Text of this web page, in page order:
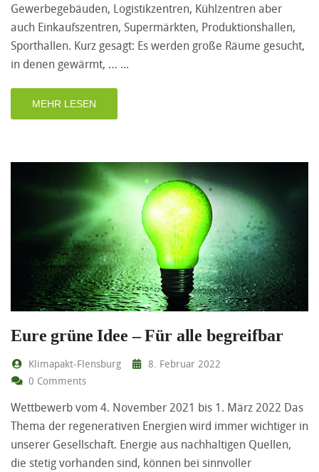
Gewerbegebäuden, Logistikzentren, Kühlzentren aber
auch Einkaufszentren, Supermärkten, Produktionshallen,
Sporthallen. Kurz gesagt: Es werden große Räume gesucht,
in denen gewärmt, …
MEHR LESEN
Eure grüne Idee – Für alle begreifbar
Klimapakt-Flensburg
8. Februar 2022
0 Comments
Wettbewerb vom 4. November 2021 bis 1. März 2022 Das
Thema der regenerativen Energien wird immer wichtiger in
unserer Gesellschaft. Energie aus nachhaltigen Quellen,
die stetig vorhanden sind, können bei sinnvoller